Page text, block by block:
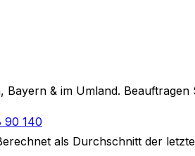
& im Umland.
90 140
als Durchschnitt der